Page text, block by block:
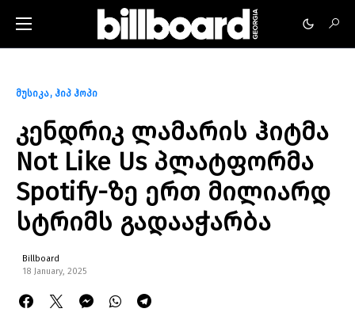
მუსიკა ჰიპ ჰოპი
კენდრიკ ლამარის ჰიტმა
Not Like Us პლატფორმა
Spotify-ზე ერთ მილიარდ
სტრიმს გადააჭარბა
Billboard
18 January, 2025